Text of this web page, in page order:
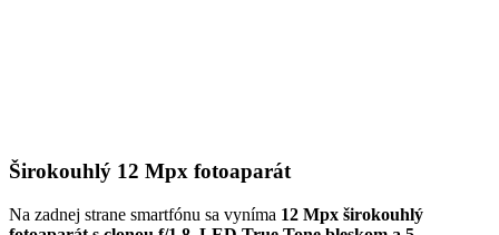
Širokouhlý 12 Mpx fotoaparát
Na zadnej strane smartfónu sa vyníma 12 Mpx širokouhlý